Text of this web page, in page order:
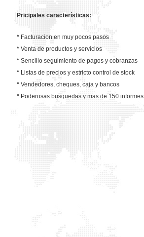
Pricipales características:
* Facturacion en muy pocos pasos
* Venta de productos y servicios
* Sencillo seguimiento de pagos y cobranzas
* Listas de precios y estricto control de stock
* Vendedores, cheques, caja y bancos
* Poderosas busquedas y mas de 150 informes